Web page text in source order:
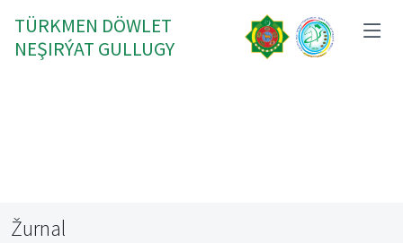
TÜRKMEN DÖWLET
NEŞIRÝAT GULLUGY
Žurnal